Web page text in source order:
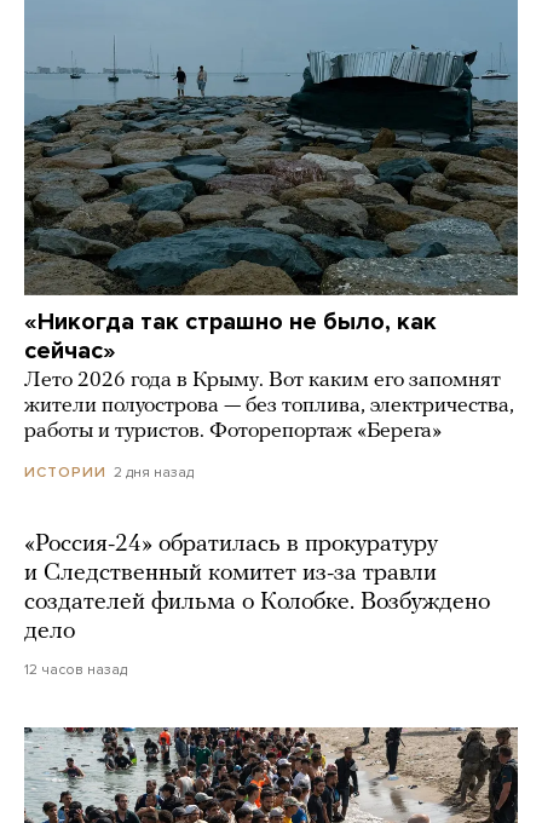
«Никогда так страшно не было, как
сейчас»
Лето 2026 года в Крыму. Вот каким его запомнят
жители полуострова — без топлива, электричества,
работы и туристов. Фоторепортаж «Берега»
ИСТОРИИ 2 дня назад
«Россия-24» обратилась в прокуратуру
и Следственный комитет из-за травли
создателей фильма о Колобке. Возбуждено
дело
12 часов назад